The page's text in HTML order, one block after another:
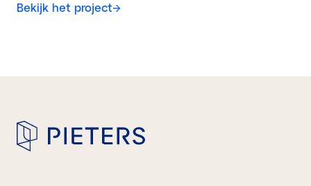
Bekijk het project